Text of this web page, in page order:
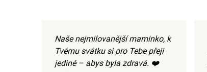
Naše nejmilovanější maminko, k
Tvému svátku si pro Tebe přeji
jediné – abys byla zdravá. ❤️